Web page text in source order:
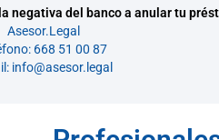
negativa del banco a anular tu
Asesor.Legal
668 51 00 87
info@asesor.legal